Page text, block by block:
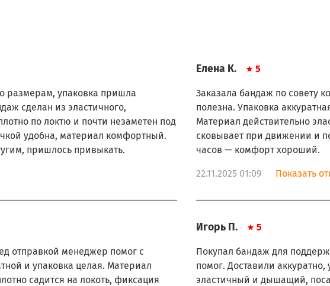
размерам, упаковка пришла
сделан из эластичного,
по локтю и почти незаметен под
удобна, материал комфортный.
пришлось привыкать.
Елена К. 5
Заказала бандаж по совету
полезна. Упаковка
Материал действительно
сковывает при движении и
часов — комфорт хороший.
22.11.2025 01:09 Показать
отправкой менеджер помог с
и упаковка целая. Материал
садится на локоть, фиксация
Игорь П. 5
Покупал бандаж для
помог. Доставили
эластичный и дышащий,